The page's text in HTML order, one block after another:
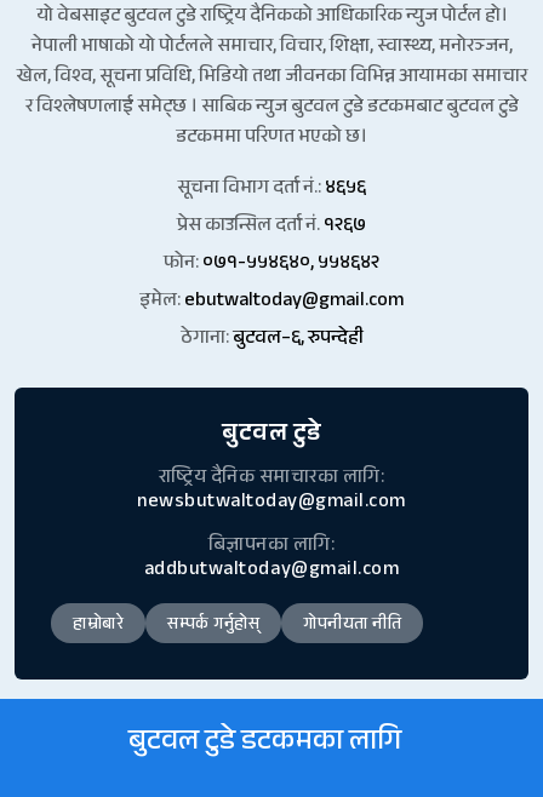
यो वेबसाइट बुटवल टुडे राष्ट्रिय दैनिकको आधिकारिक न्युज पोर्टल हो।
नेपाली भाषाको यो पोर्टलले समाचार, विचार, शिक्षा, स्वास्थ्य, मनोरञ्जन,
खेल, विश्व, सूचना प्रविधि, भिडियो तथा जीवनका विभिन्न आयामका समाचार
र विश्लेषणलाई समेट्छ । साबिक न्युज बुटवल टुडे डटकमबाट बुटवल टुडे
डटकममा परिणत भएको छ।
सूचना विभाग दर्ता नं.:४६५६
प्रेस काउन्सिल दर्ता नं.१२६७
फोन:०७१-५५४६४०, ५५४६४२
इमेल:ebutwaltoday@gmail.com
ठेगाना:बुटवल–६, रुपन्देही
बुटवल टुडे
राष्ट्रिय दैनिक समाचारका लागि:
newsbutwaltoday@gmail.com
बिज्ञापनका लागि:
addbutwaltoday@gmail.com
हाम्रोबारे सम्पर्क गर्नुहोस् गोपनीयता नीति
बुटवल टुडे डटकमका लागि